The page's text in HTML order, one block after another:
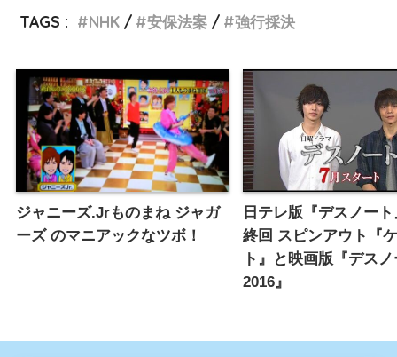
TAGS :
NHK 安保法案 強行採決
ジャニーズ.Jrものまね ジャガ
ーズ のマニアックなツボ！
日テレ版『デスノー
終回 スピンアウト『
ト』と映画版『デス
2016』